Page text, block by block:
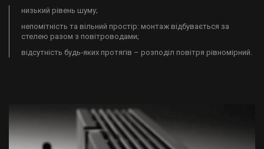
низький рівень шуму;
непомітність та вільний простір: монтаж відбувається за
стелею разом з повітроводами;
відсутність будь-яких протягів – розподіл повітря рівномірний.